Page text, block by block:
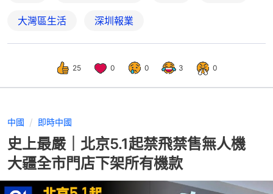
大灣區生活 深圳報業
25 0 0 3 0
中國 即時中國
史上最嚴｜北京5.1起禁飛禁售無人機
大疆全市門店下架所有機款